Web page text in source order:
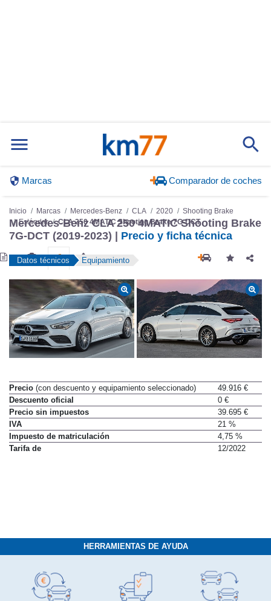
Mercedes-Benz CLA 250 4MATIC Shooting Brake
7G-DCT (2019-2023) |
Precio y ficha técnica
Precio(con descuento y equipamiento seleccionado)
49.916 €
Descuento oficial
0 €
Precio sin impuestos
39.695 €
IVA
21 %
Impuesto de matriculación
4,75 %
HERRAMIENTAS DE AYUDA